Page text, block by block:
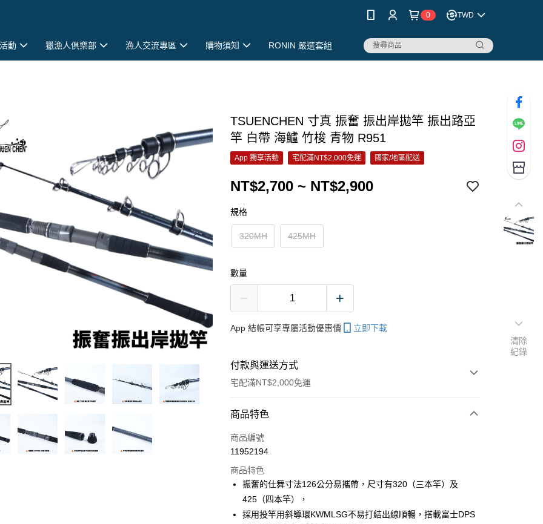
0 TWD
動 獵漁人俱樂部 漁人交流專區 購物須知 RONIN 嚴選套組
TSUENCHEN 寸真 振奮 振出岸拋竿 振出路亞
竿 白帶 海鱸 竹梭 青物 R951
App 獨享活動 宅配滿NT$2,000免運 國家/地區配送
NT$2,700 ~ NT$2,900
規格
320MH 425MH
數量
App 結帳可享專屬活動優惠價 立即下載
付款與運送方式
宅配滿NT$2,000免運
付款方式
信用卡一次付款
3 期 0 利率 每期 NT$900 21家銀行
合作金庫商業銀行
華南商業銀行
彰化商業銀行
Apple Pay
商品特色
商品編號
11952194
商品特色
振奮的仕舞寸法126公分易攜帶，尺寸有320（三本竿）及
425（四本竿），
採用投竿用斜導環KWMLSG不易打結出線順暢，搭載富士DPS
清除
紀錄